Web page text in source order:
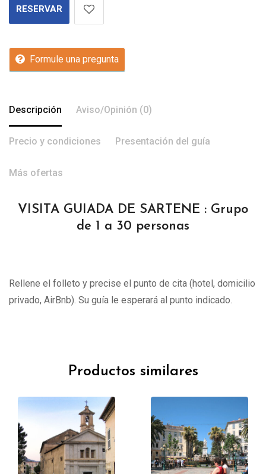
RESERVAR
Formule una pregunta
Descripción Aviso/Opinión (0)
Precio y condiciones Presentación del guía
Más ofertas
VISITA GUIADA DE SARTENE : Grupo
de 1 a 30 personas
Rellene el folleto y precise el punto de cita (hotel, domicilio
privado, AirBnb). Su guía le esperará al punto indicado.
Productos similares